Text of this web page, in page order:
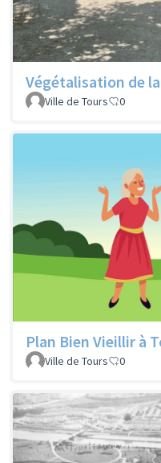
Végétalisation de
Ville de Tours 0
Plan Bien Vieillir à
Ville de Tours 0